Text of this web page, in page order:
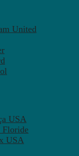
United
USA
Floride
USA